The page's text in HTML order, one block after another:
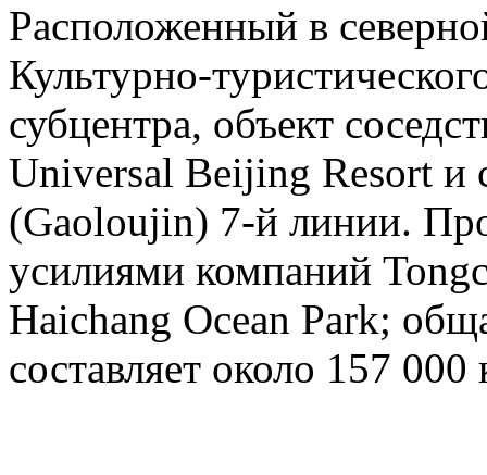
Расположенный в
Культурно-
субцентра, объект
Universal Beijing Resort и
(Gaoloujin) 7-й линии.
усилиями компаний
Haichang Ocean Park;
составляет около 157